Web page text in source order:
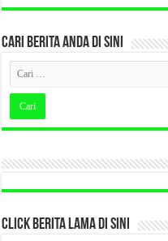
CARI BERITA ANDA DI SINI
CLICK BERITA LAMA DI SINI